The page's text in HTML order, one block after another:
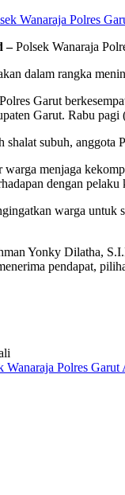
–Polsek Wanaraja
dalam rangka
Garut
Garut. Rabu pagi
shalat subuh, anggota
menjaga
dengan pelaku
warga untuk
Yonky Dilatha,
pendapat,
Wanaraja Polres